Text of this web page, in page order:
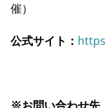
催）
公式サイト：